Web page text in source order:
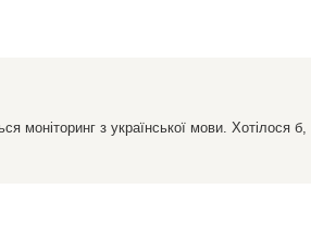
моніторинг з української мови. Хотілося